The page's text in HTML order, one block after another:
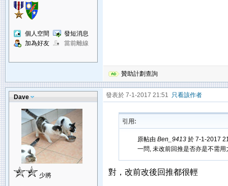
個人空間
發短消息
加為好友
當前離線
贊助計劃查詢
Dave
少將
發表於 7-1-2017 21:51 只看該作者
引用:
原帖由 Ben_9413於 7-1-2017
一問, 未改前回推是否亦是不需用
對，改前改後回推都很輕